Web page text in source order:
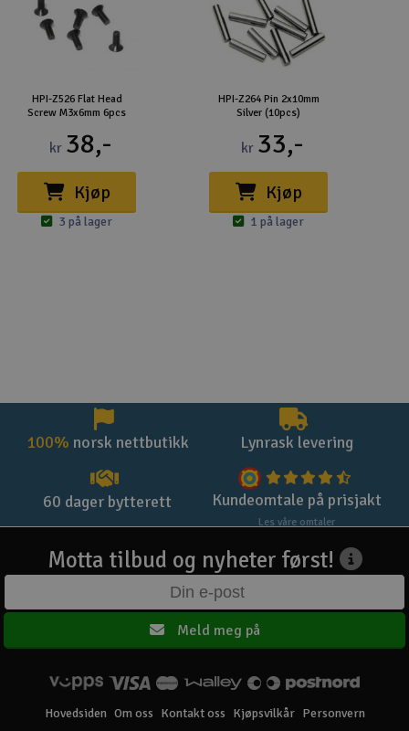
HPI-Z526 Flat Head
Screw M3x6mm 6pcs
kr 38,-
Kjøp
3 på lager
HPI-Z264 Pin 2x10mm
Silver (10pcs)
kr 33,-
Kjøp
1 på lager
100% norsk nettbutikk Lynrask levering
60 dager bytterett Kundeomtale på prisjakt
Les våre omtaler
Motta tilbud og nyheter først!
Meld meg på
Hovedsiden Om oss Kontakt oss Kjøpsvilkår Personvern